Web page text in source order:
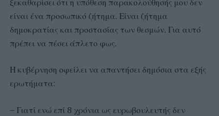
ξεκαθαρίσει ότι η υπόθεση παρακολούθησής μου δεν
είναι ένα προσωπικό ζήτημα. Είναι ζήτημα
δημοκρατίας και προστασίας των θεσμών. Για αυτό
πρέπει να πέσει άπλετο φως.
Η κυβέρνηση οφείλει να απαντήσει δημόσια στα εξής
ερωτήματα:
– Γιατί ενώ επί 8 χρόνια ως ευρωβουλευτής δεν